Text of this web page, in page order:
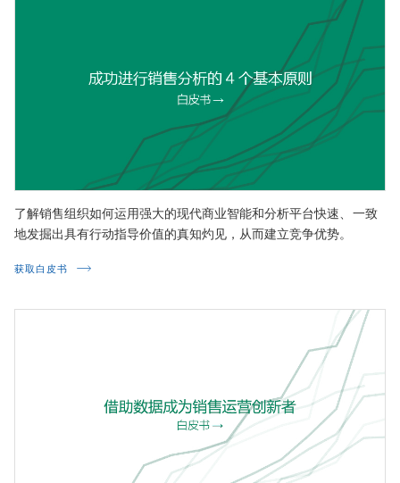
了解销售组织如何运用强大的现代商业智能和分析平台快速、一致
地发掘出具有行动指导价值的真知灼见，从而建立竞争优势。
获取白皮书